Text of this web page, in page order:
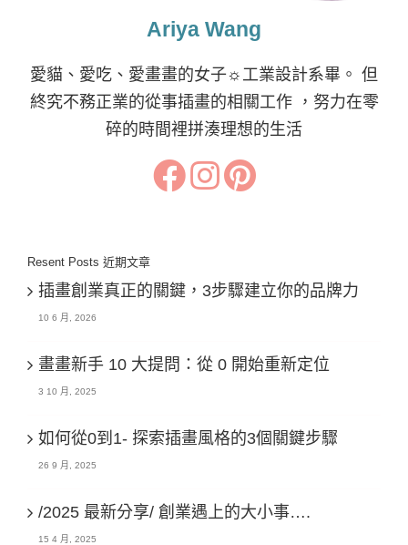
Ariya Wang
愛貓、愛吃、愛畫畫的女子☼工業設計系畢。 但
終究不務正業的從事插畫的相關工作 ，努力在零
碎的時間裡拼湊理想的生活
Resent Posts 近期文章
插畫創業真正的關鍵，3步驟建立你的品牌力
10 6 月, 2026
畫畫新手 10 大提問：從 0 開始重新定位
3 10 月, 2025
如何從0到1- 探索插畫風格的3個關鍵步驟
26 9 月, 2025
/2025 最新分享/ 創業遇上的大小事….
15 4 月, 2025